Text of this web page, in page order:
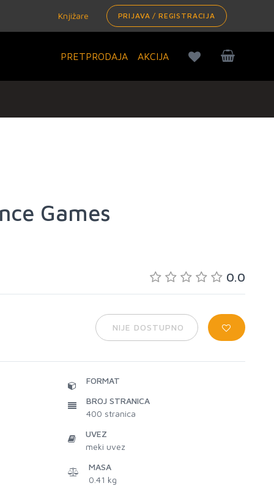
Knjižare PRIJAVA / REGISTRACIJA
PRETPRODAJA AKCIJA
Games
0.0
NIJE DOSTUPNO
FORMAT
BROJ STRANICA
400 stranica
UVEZ
meki uvez
MASA
0.41 kg